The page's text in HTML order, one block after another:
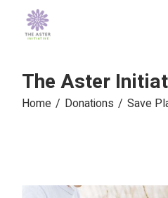
The Aster
Home Donations Save